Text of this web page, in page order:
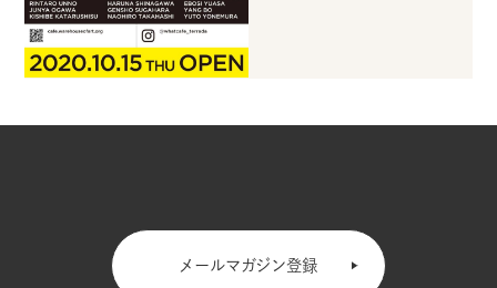
メールマガジン登録